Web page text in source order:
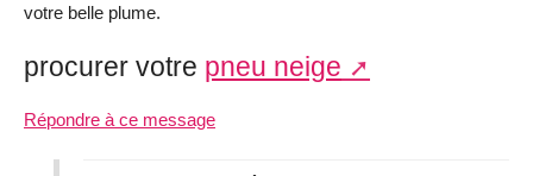
votre belle plume.
procurer votre pneu neige
Répondre à ce message